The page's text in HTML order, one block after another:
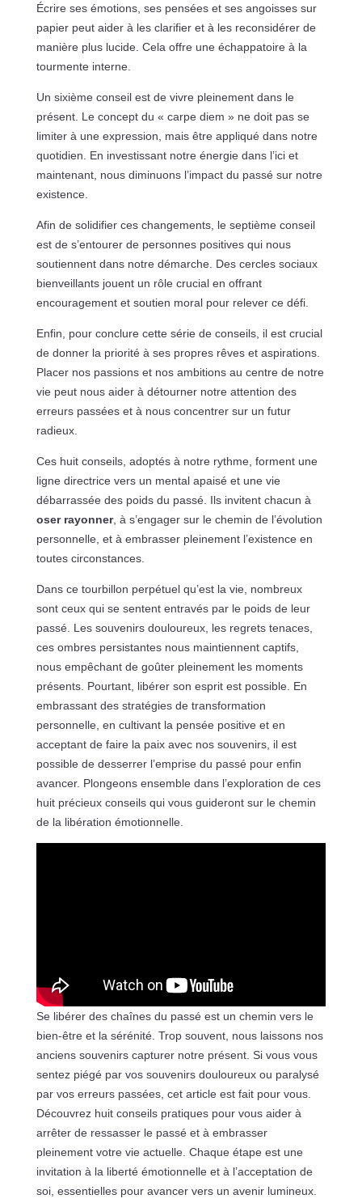
Écrire ses émotions, ses pensées et ses angoisses sur
papier peut aider à les clarifier et à les reconsidérer de
manière plus lucide. Cela offre une échappatoire à la
tourmente interne.
Un sixième conseil est de vivre pleinement dans le
présent. Le concept du « carpe diem » ne doit pas se
limiter à une expression, mais être appliqué dans notre
quotidien. En investissant notre énergie dans l’ici et
maintenant, nous diminuons l’impact du passé sur notre
existence.
Afin de solidifier ces changements, le septième conseil
est de s’entourer de personnes positives qui nous
soutiennent dans notre démarche. Des cercles sociaux
bienveillants jouent un rôle crucial en offrant
encouragement et soutien moral pour relever ce défi.
Enfin, pour conclure cette série de conseils, il est crucial
de donner la priorité à ses propres rêves et aspirations.
Placer nos passions et nos ambitions au centre de notre
vie peut nous aider à détourner notre attention des
erreurs passées et à nous concentrer sur un futur
radieux.
Ces huit conseils, adoptés à notre rythme, forment une
ligne directrice vers un mental apaisé et une vie
débarrassée des poids du passé. Ils invitent chacun à
oser rayonner, à s’engager sur le chemin de l’évolution
personnelle, et à embrasser pleinement l’existence en
toutes circonstances.
Dans ce tourbillon perpétuel qu’est la vie, nombreux
sont ceux qui se sentent entravés par le poids de leur
passé. Les souvenirs douloureux, les regrets tenaces,
ces ombres persistantes nous maintiennent captifs,
nous empêchant de goûter pleinement les moments
présents. Pourtant, libérer son esprit est possible. En
embrassant des stratégies de transformation
personnelle, en cultivant la pensée positive et en
acceptant de faire la paix avec nos souvenirs, il est
possible de desserrer l’emprise du passé pour enfin
avancer. Plongeons ensemble dans l’exploration de ces
huit précieux conseils qui vous guideront sur le chemin
de la libération émotionnelle.
Se libérer des chaînes du passé est un chemin vers le
bien-être et la sérénité. Trop souvent, nous laissons nos
anciens souvenirs capturer notre présent. Si vous vous
sentez piégé par vos souvenirs douloureux ou paralysé
par vos erreurs passées, cet article est fait pour vous.
Découvrez huit conseils pratiques pour vous aider à
arrêter de ressasser le passé et à embrasser
pleinement votre vie actuelle. Chaque étape est une
invitation à la liberté émotionnelle et à l’acceptation de
soi, essentielles pour avancer vers un avenir lumineux.